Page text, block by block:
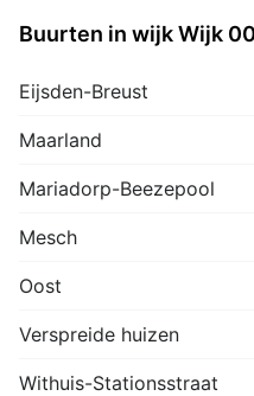
Buurten in wijk Wijk
Eijsden-Breust
Maarland
Mariadorp-Beezepool
Mesch
Oost
Verspreide huizen
Withuis-Stationsstraat